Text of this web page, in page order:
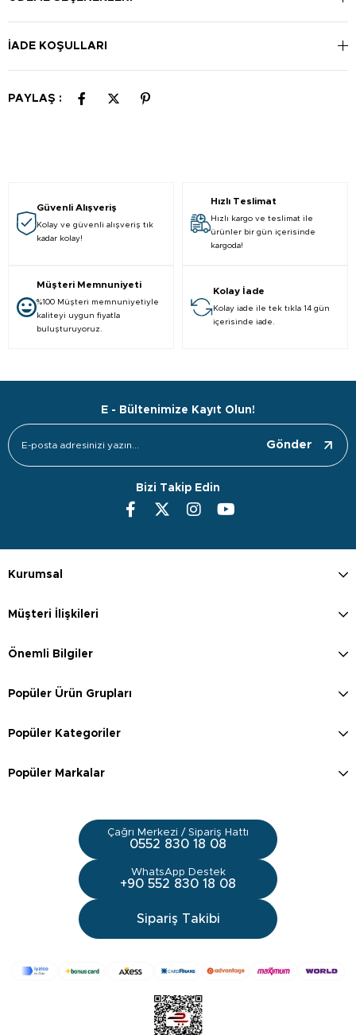
İADE KOŞULLARI
PAYLAŞ :
Güvenli Alışveriş
Kolay ve güvenli alışveriş tık
kadar kolay!
Hızlı Teslimat
Hızlı kargo ve teslimat ile
ürünler bir gün içerisinde
kargoda!
Müşteri Memnuniyeti
%100 Müşteri memnuniyetiyle
kaliteyi uygun fiyatla
buluşturuyoruz.
Kolay İade
Kolay iade ile tek tıkla 14 gün
içerisinde iade.
E - Bültenimize Kayıt Olun!
Gönder
Bizi Takip Edin
Kurumsal
Müşteri İlişkileri
Önemli Bilgiler
Popüler Ürün Grupları
Popüler Kategoriler
Popüler Markalar
Çağrı Merkezi / Sipariş Hattı
0552 830 18 08
WhatsApp Destek
+90 552 830 18 08
Sipariş Takibi